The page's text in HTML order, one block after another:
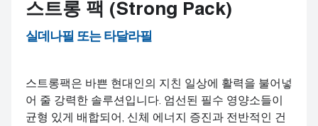
스트롱 팩 (Strong Pack)
실데나필 또는 타달라필
스트롱팩은 바쁜 현대인의 지친 일상에 활력을 불어넣
어 줄 강력한 솔루션입니다. 엄선된 필수 영양소들이
균형 있게 배합되어, 신체 에너지 증진과 전반적인 건